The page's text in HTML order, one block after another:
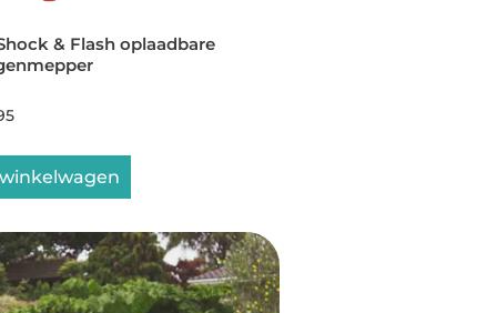
& Flash oplaadbare